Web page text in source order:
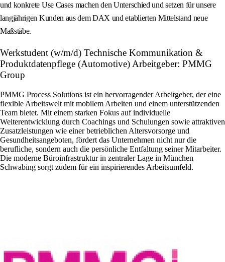
und konkrete Use Cases machen den Unterschied und setzen für unsere
langjährigen Kunden aus dem DAX und etablierten Mittelstand neue
Maßstäbe.
Werkstudent (w/m/d) Technische Kommunikation &
Produktdatenpflege (Automotive) Arbeitgeber: PMMG
Group
PMMG Process Solutions ist ein hervorragender Arbeitgeber, der eine
flexible Arbeitswelt mit mobilem Arbeiten und einem unterstützenden
Team bietet. Mit einem starken Fokus auf individuelle
Weiterentwicklung durch Coachings und Schulungen sowie attraktiven
Zusatzleistungen wie einer betrieblichen Altersvorsorge und
Gesundheitsangeboten, fördert das Unternehmen nicht nur die
berufliche, sondern auch die persönliche Entfaltung seiner Mitarbeiter.
Die moderne Büroinfrastruktur in zentraler Lage in München
Schwabing sorgt zudem für ein inspirierendes Arbeitsumfeld.